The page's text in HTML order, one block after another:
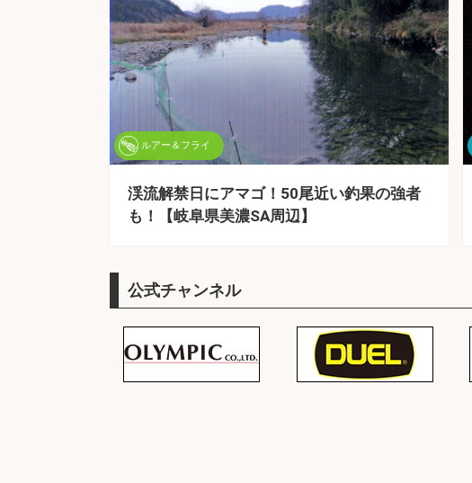
ルアー＆フライ
渓流解禁日にアマゴ！50尾近い釣果の強者
も！【岐阜県美濃SA周辺】
公式チャンネル